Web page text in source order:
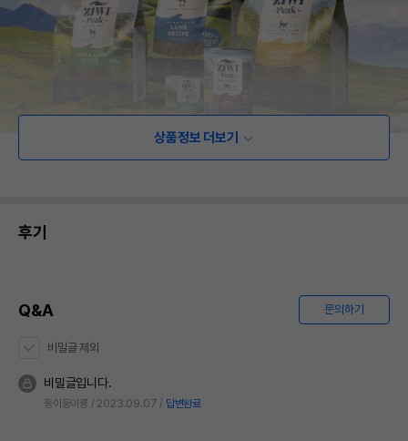
상품정보 더보기
후기
Q&A 문의하기
비밀글 제외
비밀글입니다.
둥이둥이룽 2023.09.07 답변완료